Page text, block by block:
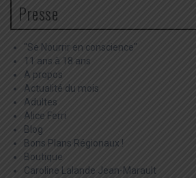
Presse
"Se Nourrir en conscience"
11 ans à 18 ans
A propos
Actualité du mois
Adultes
Alice Ferri
Blog
Bons Plans Régionaux !
Boutique
Caroline Lalande Jean-Marault